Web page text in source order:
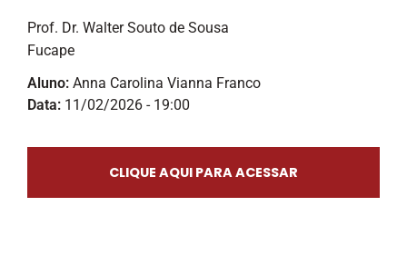
Prof. Dr. Walter Souto de Sousa
Fucape
Aluno: Anna Carolina Vianna Franco
Data: 11/02/2026 - 19:00
CLIQUE AQUI PARA ACESSAR